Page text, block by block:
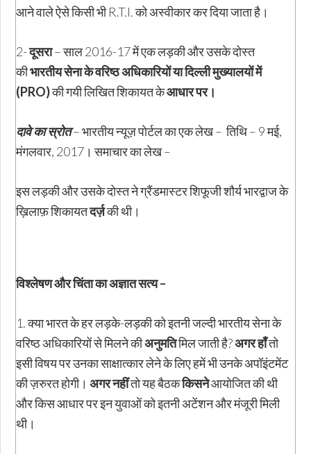
आने वाले ऐसे किसी भी R.T.I. को अस्वीकार कर दिया जाता है।
2-दूसरा– साल 2016-17 में एक लड़की और उसके दोस्त
कीभारतीय सेना के वरिष्ठ अधिकारियों या दिल्ली मुख्यालयों में
(PRO)की गयी लिखित शिकायत केआधार पर।
दावे का स्रोत– भारतीय न्यूज़ पोर्टल का एक लेख – तिथि – 9 मई,
मंगलवार, 2017। समाचार का लेख –
इस लड़की और उसके दोस्त ने ग्रैंडमास्टर शिफूजी शौर्य भारद्वाज के
ख़िलाफ़ शिकायतदर्ज़की थी।
विश्लेषण और चिंता का अज्ञात सत्य–
1. क्या भारत के हर लड़के-लड़की को इतनी जल्दी भारतीय सेना के
वरिष्ठ अधिकारियों से मिलने कीअनुमतिमिल जाती है?अगर हाँतो
इसी विषय पर उनका साक्षात्कार लेने के लिए हमें भी उनके अपॉइंटमेंट
की ज़रुरत होगी।अगर नहींतो यह बैठककिसनेआयोजित की थी
और किस आधार पर इन युवाओं को इतनी अटेंशन और मंजूरी मिली
थी।